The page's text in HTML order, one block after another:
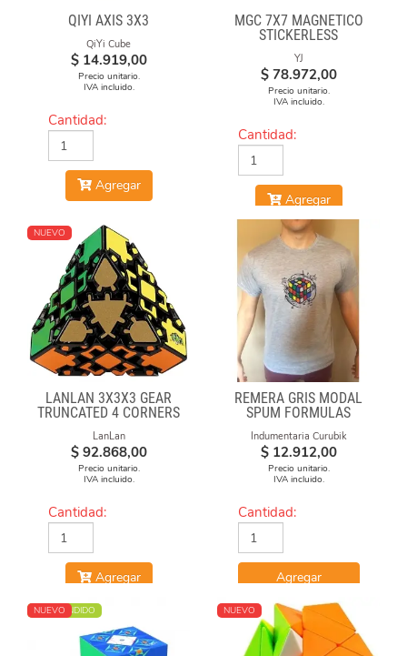
QIYI AXIS 3X3
QiYi Cube
$ 14.919,00
Precio unitario.
IVA incluido.
Cantidad:
Agregar
MGC 7X7 MAGNÉTICO
STICKERLESS
YJ
$ 78.972,00
Precio unitario.
IVA incluido.
Cantidad:
Agregar
NUEVO
LANLAN 3X3X3 GEAR
TRUNCATED 4 CORNERS
LanLan
$ 92.868,00
Precio unitario.
IVA incluido.
Cantidad:
Agregar
REMERA GRIS MODAL
SPUM FORMULAS
Indumentaria Curubik
$ 12.912,00
Precio unitario.
IVA incluido.
Cantidad:
Agregar
MÁS VENDIDO
NUEVO NUEVO